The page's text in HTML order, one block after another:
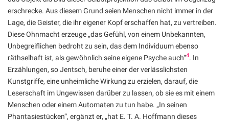
erschrecke. Aus diesem Grund seien Menschen nicht immer in der
Lage, die Geister, die ihr eigener Kopf erschaffen hat, zu vertreiben.
Diese Ohnmacht erzeuge „das Gefühl, von einem Unbekannten,
Unbegreiflichen bedroht zu sein, das dem Individuum ebenso
räthselhaft ist, als gewöhnlich seine eigene Psyche auch“4. In
Erzählungen, so Jentsch, beruhe einer der verlässlichsten
Kunstgriffe, eine unheimliche Wirkung zu erzielen, darauf, die
Leserschaft im Ungewissen darüber zu lassen, ob sie es mit einem
Menschen oder einem Automaten zu tun habe. „In seinen
Phantasiestücken“, ergänzt er, „hat E. T. A. Hoffmann dieses